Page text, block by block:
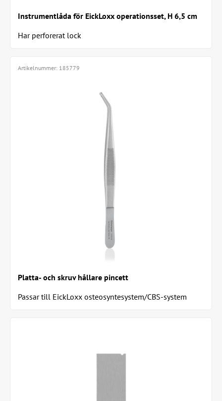
Instrumentlåda för EickLoxx operationsset, H 6,5 cm
Har perforerat lock
Platta- och skruv hållare pincett
Passar till EickLoxx osteosyntesystem/CBS-system
Artikelnummer: 185779